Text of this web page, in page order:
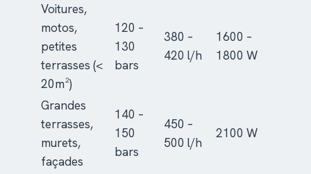
Voitures,
motos,
petites
terrasses (<
20m²)
120 –
130
bars
380 –
420 l/h
1600 –
1800 W
Grandes
terrasses,
murets,
façades
140 –
150
bars
450 –
500 l/h
2100 W